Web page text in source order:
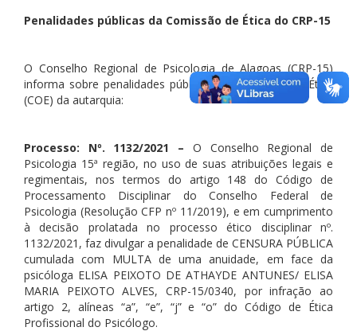
Penalidades públicas da Comissão de Ética do CRP-15
O Conselho Regional de Psicologia de Alagoas (CRP-15)
informa sobre penalidades públicas da Comissão de Ética
(COE) da autarquia:
Processo: Nº. 1132/2021 – O Conselho Regional de
Psicologia 15ª região, no uso de suas atribuições legais e
regimentais, nos termos do artigo 148 do Código de
Processamento Disciplinar do Conselho Federal de
Psicologia (Resolução CFP nº 11/2019), e em cumprimento
à decisão prolatada no processo ético disciplinar nº.
1132/2021, faz divulgar a penalidade de CENSURA PÚBLICA
cumulada com MULTA de uma anuidade, em face da
psicóloga ELISA PEIXOTO DE ATHAYDE ANTUNES/ ELISA
MARIA PEIXOTO ALVES, CRP-15/0340, por infração ao
artigo 2, alíneas “a”, “e”, “j” e “o” do Código de Ética
Profissional do Psicólogo.